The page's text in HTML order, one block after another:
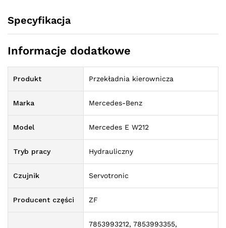
Specyfikacja
Informacje dodatkowe
Produkt Przekładnia kierownicza
Marka Mercedes-Benz
Model Mercedes E W212
Tryb pracy Hydrauliczny
Czujnik Servotronic
Producent części ZF
7853993212, 7853993355,